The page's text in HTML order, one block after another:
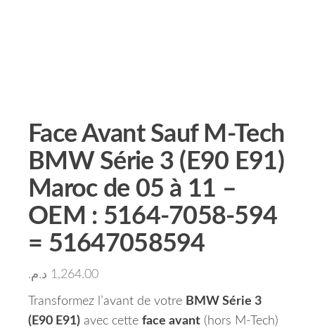
Face Avant Sauf M-Tech
BMW Série 3 (E90 E91)
Maroc de 05 à 11 –
OEM : 5164-7058-594
= 51647058594
1,264.00 د.م.
Transformez l’avant de votre BMW Série 3
(E90 E91) avec cette face avant (hors M-Tech)